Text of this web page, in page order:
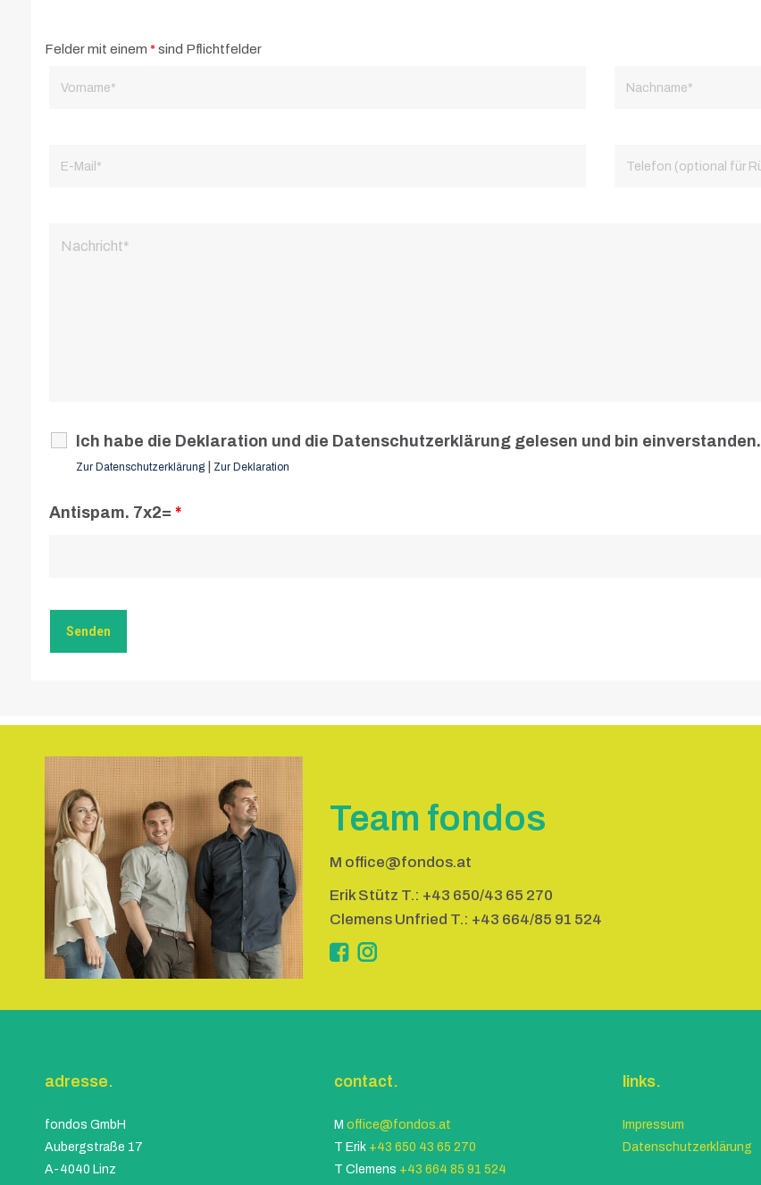
Felder mit einem *sind Pflichtfelder
Ich habe die Deklaration und die Datenschutzerklärung gelesen und bin einverstanden.
Zur Datenschutzerklärung Zur Deklaration
Antispam. 7x2= *
Team fondos
M office@fondos.at
Erik Stütz T.: +43 650/43 65 270
Clemens Unfried T.: +43 664/85 91 524
Instagram
adresse.
fondos GmbH
Aubergstraße 17
A-4040 Linz
contact.
M office@fondos.at
T Erik +43 650 43 65 270
T Clemens +43 664 85 91 524
links.
Impressum
Datenschutzerklärung